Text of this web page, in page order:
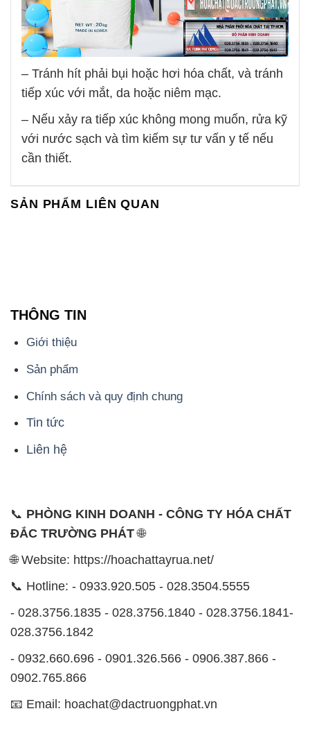
– Tránh hít phải bụi hoặc hơi hóa chất, và tránh
tiếp xúc với mắt, da hoặc niêm mạc.
– Nếu xảy ra tiếp xúc không mong muốn, rửa kỹ
với nước sạch và tìm kiếm sự tư vấn y tế nếu
cần thiết.
SẢN PHẨM LIÊN QUAN
THÔNG TIN
Giới thiệu
Sản phẩm
Chính sách và quy định chung
Tin tức
Liên hệ
📞 PHÒNG KINH DOANH - CÔNG TY HÓA CHẤT
ĐẮC TRƯỜNG PHÁT🌐
🌐 Website: https://hoachattayrua.net/
📞 Hotline: - 0933.920.505 - 028.3504.5555
- 028.3756.1835 - 028.3756.1840 - 028.3756.1841-
028.3756.1842
- 0932.660.696 - 0901.326.566 - 0906.387.866 -
0902.765.866
📧 Email: hoachat@dactruongphat.vn